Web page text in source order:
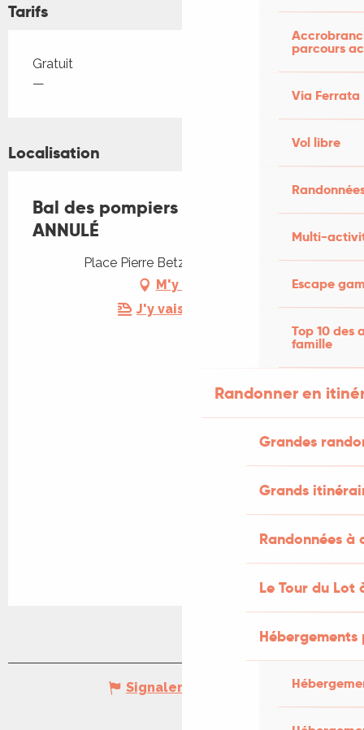
parcours
Via Ferrata
Vol libre
Multi-
Escape
Top 10 des
famille
Randonner en
Grandes
Grands
Randonnées
Le Tour du Lot
Tarifs
Tarifs 2026
Gratuit
—
Localisation
Bal des pompiers à Souillac-
ANNULÉ
Place Pierre Betz, 46200 Souillac
M'y rendre
J'y vais en train !
Signaler une erreur